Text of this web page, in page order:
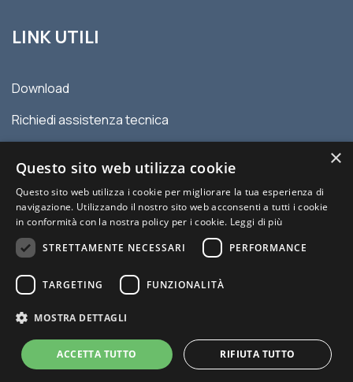
LINK UTILI
Download
Richiedi assistenza tecnica
Condizioni generali di vendita
© 2026 MYDATEC | P.IVA 00977120336 | Sito creato da Italia
Multimedia -
Web Agency Milano
×
Questo sito web utilizza cookie
Questo sito web utilizza i cookie per migliorare la tua esperienza di
navigazione. Utilizzando il nostro sito web acconsenti a tutti i cookie
in conformità con la nostra policy per i cookie. Leggi di più
STRETTAMENTE NECESSARI
PERFORMANCE
TARGETING FUNZIONALITÀ
MOSTRA DETTAGLI
ACCETTA TUTTO RIFIUTA TUTTO